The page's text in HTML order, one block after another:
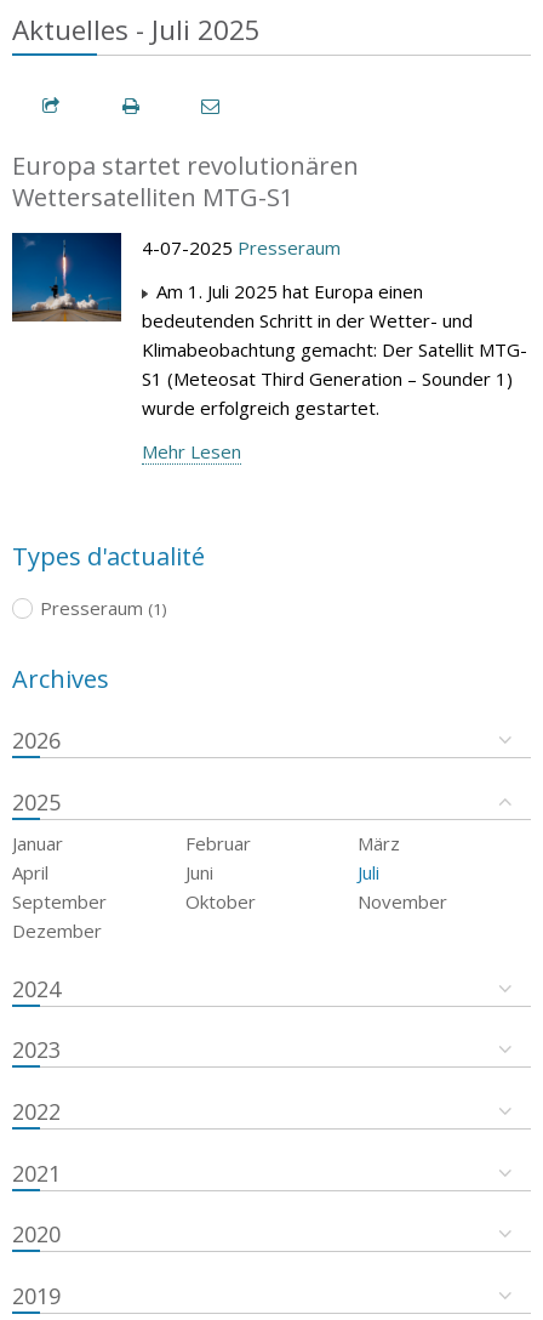
Aktuelles - Juli 2025
Europa startet revolutionären
Wettersatelliten MTG-S1
4-07-2025 Presseraum
Am 1. Juli 2025 hat Europa einen
bedeutenden Schritt in der Wetter- und
Klimabeobachtung gemacht: Der Satellit MTG-
S1 (Meteosat Third Generation – Sounder 1)
wurde erfolgreich gestartet.
Mehr Lesen
Types d'actualité
Presseraum (1)
Archives
2026
2025
Januar Februar
März
April
Juni
Juli
September
Oktober
November
Dezember
2024
2023
2022
2021
2020
2019